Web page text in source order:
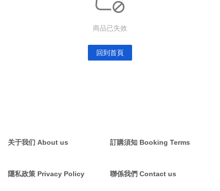
商品已失效
回到首頁
关于我们 About us 訂購須知 Booking Terms
隱私政策 Privacy Policy 聯係我們 Contact us